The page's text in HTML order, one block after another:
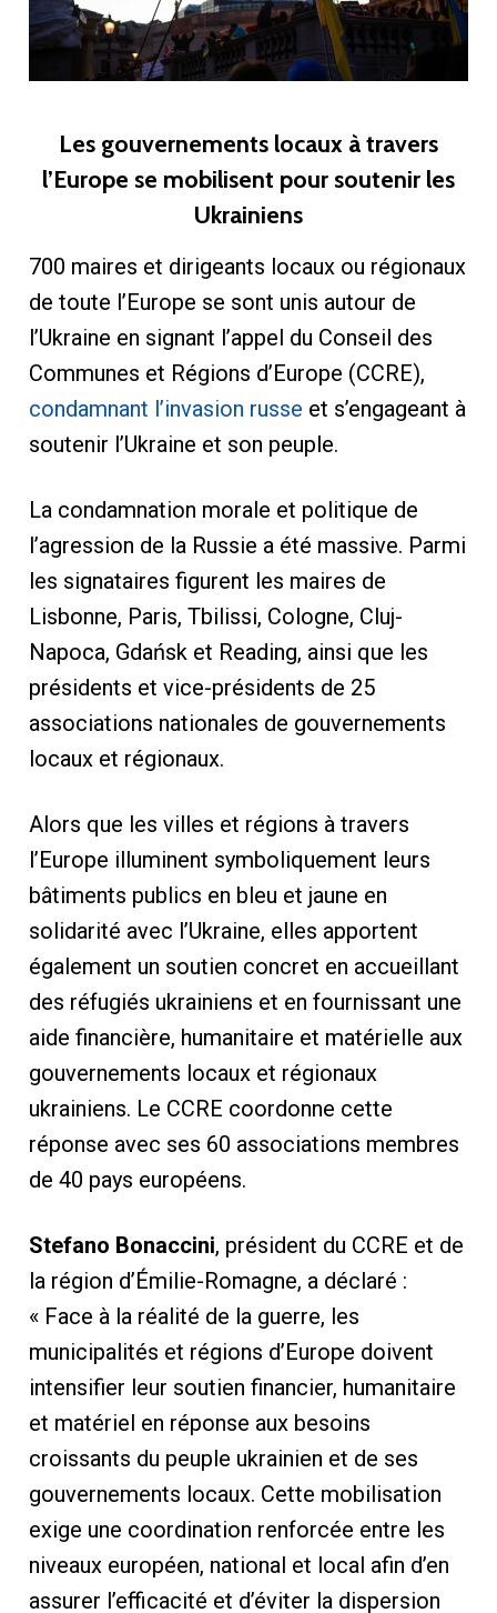
Les gouvernements locaux à travers
l’Europe se mobilisent pour soutenir les
Ukrainiens
700 maires et dirigeants locaux ou régionaux
de toute l’Europe se sont unis autour de
l’Ukraine en signant l’appel du Conseil des
Communes et Régions d’Europe (CCRE),
condamnant l’invasion russe et s’engageant à
soutenir l’Ukraine et son peuple.
La condamnation morale et politique de
l’agression de la Russie a été massive. Parmi
les signataires figurent les maires de
Lisbonne, Paris, Tbilissi, Cologne, Cluj-
Napoca, Gdańsk et Reading, ainsi que les
présidents et vice-présidents de 25
associations nationales de gouvernements
locaux et régionaux.
Alors que les villes et régions à travers
l’Europe illuminent symboliquement leurs
bâtiments publics en bleu et jaune en
solidarité avec l’Ukraine, elles apportent
également un soutien concret en accueillant
des réfugiés ukrainiens et en fournissant une
aide financière, humanitaire et matérielle aux
gouvernements locaux et régionaux
ukrainiens. Le CCRE coordonne cette
réponse avec ses 60 associations membres
de 40 pays européens.
Stefano Bonaccini, président du CCRE et de
la région d’Émilie-Romagne, a déclaré :
« Face à la réalité de la guerre, les
municipalités et régions d’Europe doivent
intensifier leur soutien financier, humanitaire
et matériel en réponse aux besoins
croissants du peuple ukrainien et de ses
gouvernements locaux. Cette mobilisation
exige une coordination renforcée entre les
niveaux européen, national et local afin d’en
assurer l’efficacité et d’éviter la dispersion